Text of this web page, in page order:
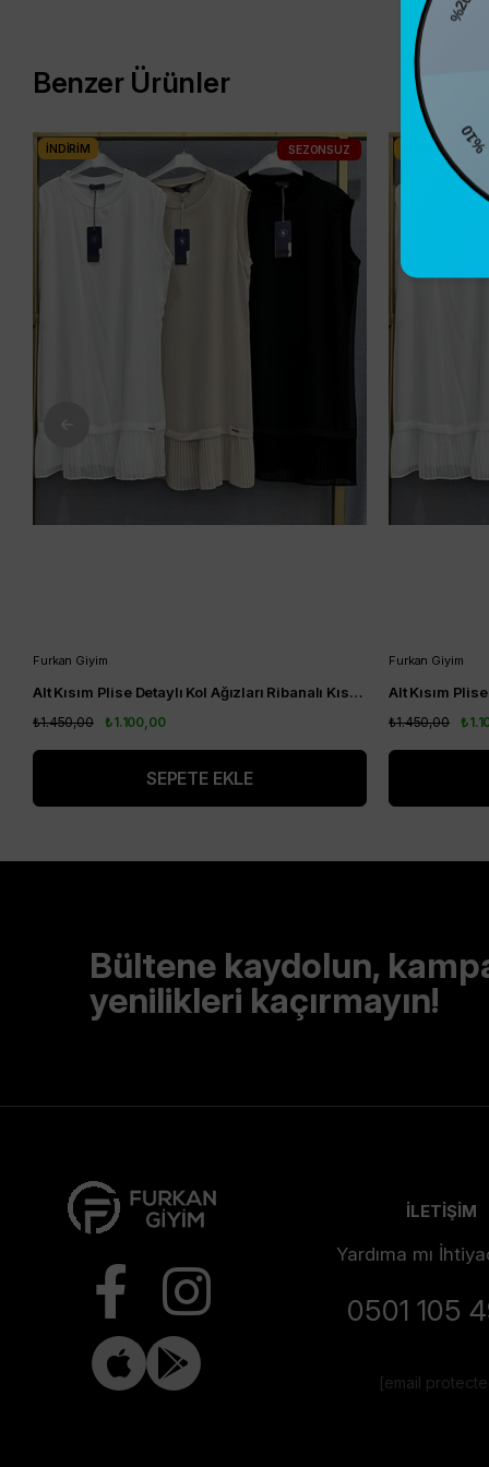
Benzer Ürünler
Furkan Giyim
Alt Kısım Plise Detaylı Kol Ağızları Ribanalı Kısa Kol Kurtarıcı Tunik Siyah
₺1.100,00
₺1.450,00
SEPETE EKLE
İNDIRIM SEZONSUZ
Furkan Giyim
₺1.450,00
İNDIRIM
Bültene kaydolun,
yenilikleri kaçırmayın!
İLETİŞİM
Yardıma mı
0501 105
[email